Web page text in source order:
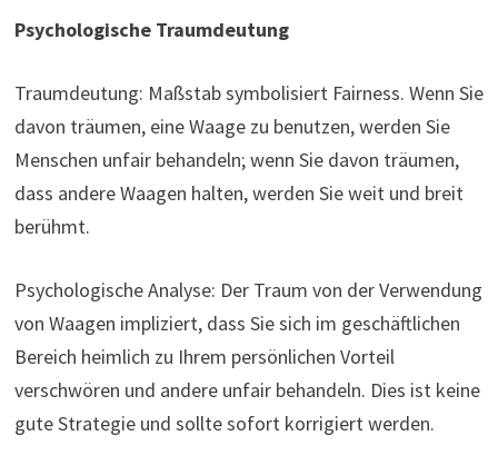
Psychologische Traumdeutung
Traumdeutung: Maßstab symbolisiert Fairness. Wenn Sie
davon träumen, eine Waage zu benutzen, werden Sie
Menschen unfair behandeln; wenn Sie davon träumen,
dass andere Waagen halten, werden Sie weit und breit
berühmt.
Psychologische Analyse: Der Traum von der Verwendung
von Waagen impliziert, dass Sie sich im geschäftlichen
Bereich heimlich zu Ihrem persönlichen Vorteil
verschwören und andere unfair behandeln. Dies ist keine
gute Strategie und sollte sofort korrigiert werden.